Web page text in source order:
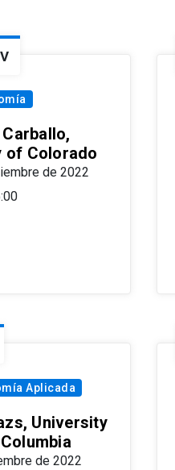
of Colorado
de 2022
Aplicada
University
de 2022